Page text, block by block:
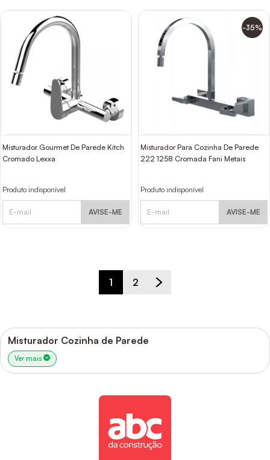
Misturador Gourmet De Parede Kitch
Cromado Lexxa
Produto indisponível
AVISE-ME
-35%
Misturador Para Cozinha De Parede
222 1258 Cromada Fani Metais
Produto indisponível
AVISE-ME
1 2
Misturador Cozinha de Parede
Ver mais